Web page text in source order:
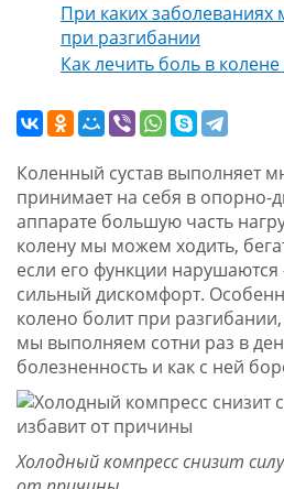
При каких заболеваниях
при разгибании
Как лечить боль в
Коленный сустав выполняет
принимает на себя в опорно-
аппарате большую часть
колену мы можем ходить,
если его функции
сильный дискомфорт.
колено болит при
мы выполняем сотни раз в
болезненность и как с ней
Холодный компресс снизит